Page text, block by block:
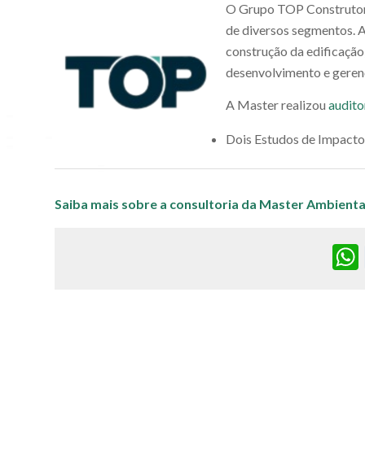
O Grupo TOP
de diversos segmentos.
construção da
desenvolvimento e
A Master realizou
Dois Estudos de
Saiba mais sobre a consultoria da Master